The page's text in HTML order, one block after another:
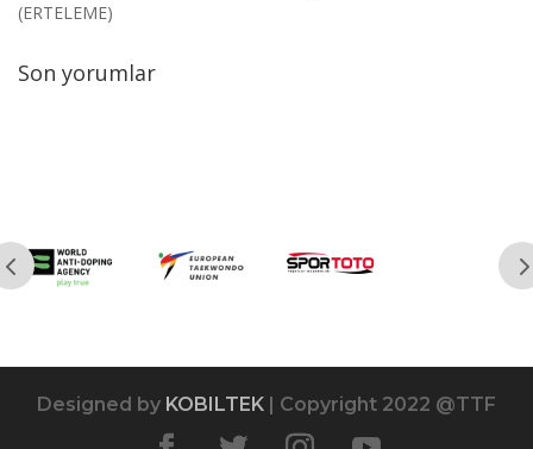
(ERTELEME)
Son yorumlar
Designed by KOBILTEK | Copyright 2022 @TTF